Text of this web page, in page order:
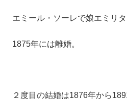
エミール・ソーレで娘エミリ
1875年には離婚。
２度目の結婚は1876年から